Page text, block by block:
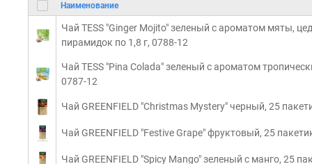
Наименование
Чай TESS "Ginger Mojito" зеленый с ароматом мяты,
пирамидок по 1,8 г, 0788-12
Чай TESS "Pina Colada" зеленый с ароматом
0787-12
Чай GREENFIELD "Christmas Mystery" черный, 25
Чай GREENFIELD "Festive Grape" фруктовый, 25
Чай GREENFIELD "Spicy Mango" зеленый с манго, 25